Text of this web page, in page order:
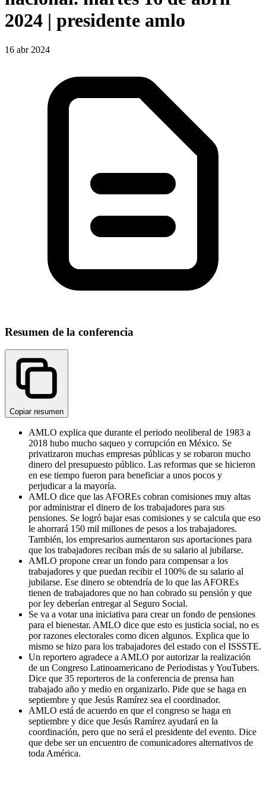
2024 | presidente amlo
16 abr 2024
Resumen de la conferencia
Copiar resumen
AMLO explica que durante el periodo neoliberal de 1983 a
2018 hubo mucho saqueo y corrupción en México. Se
privatizaron muchas empresas públicas y se robaron mucho
dinero del presupuesto público. Las reformas que se hicieron
en ese tiempo fueron para beneficiar a unos pocos y
perjudicar a la mayoría.
AMLO dice que las AFOREs cobran comisiones muy altas
por administrar el dinero de los trabajadores para sus
pensiones. Se logró bajar esas comisiones y se calcula que eso
le ahorrará 150 mil millones de pesos a los trabajadores.
También, los empresarios aumentaron sus aportaciones para
que los trabajadores reciban más de su salario al jubilarse.
AMLO propone crear un fondo para compensar a los
trabajadores y que puedan recibir el 100% de su salario al
jubilarse. Ese dinero se obtendría de lo que las AFOREs
tienen de trabajadores que no han cobrado su pensión y que
por ley deberían entregar al Seguro Social.
Se va a votar una iniciativa para crear un fondo de pensiones
para el bienestar. AMLO dice que esto es justicia social, no es
por razones electorales como dicen algunos. Explica que lo
mismo se hizo para los trabajadores del estado con el ISSSTE.
Un reportero agradece a AMLO por autorizar la realización
de un Congreso Latinoamericano de Periodistas y YouTubers.
Dice que 35 reporteros de la conferencia de prensa han
trabajado año y medio en organizarlo. Pide que se haga en
septiembre y que Jesús Ramírez sea el coordinador.
AMLO está de acuerdo en que el congreso se haga en
septiembre y dice que Jesús Ramírez ayudará en la
coordinación, pero que no será el presidente del evento. Dice
que debe ser un encuentro de comunicadores alternativos de
toda América.